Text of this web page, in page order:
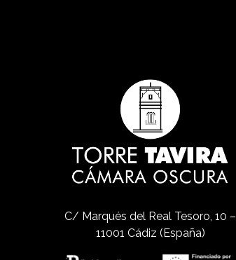
C/ Marqués del Real Tesoro, 10 –
11001 Cádiz (España)